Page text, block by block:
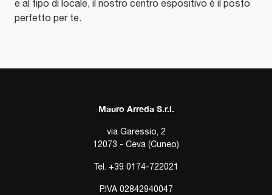
e al tipo di locale, il nostro centro espositivo è il posto
perfetto per te.
Mauro Arreda S.r.l.
via Garessio, 2
12073 - Ceva (Cuneo)
Tel. +39 0174-722021
P.IVA 02842940047